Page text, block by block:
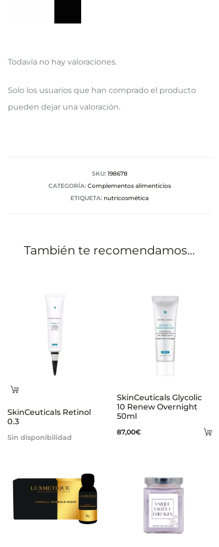
V
a
Todavía no hay valoraciones.
Solo los usuarios que han comprado el producto
pueden dejar una valoración.
SKU: 198678
CATEGORÍA: Complementos alimenticios
ETIQUETA: nutricosmética
También te recomendamos…
Leer
SkinCeuticals Retinol
0.3
Sin disponibilidad
SkinCeuticals Glycolic
10 Renew Overnight
50ml
87,00€